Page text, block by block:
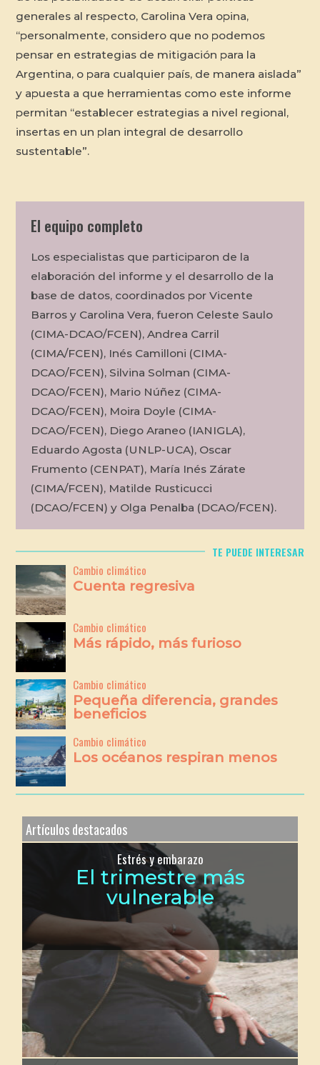
generales al respecto, Carolina Vera opina,
“personalmente, considero que no podemos
pensar en estrategias de mitigación para la
Argentina, o para cualquier país, de manera aislada”
y apuesta a que herramientas como este informe
permitan “establecer estrategias a nivel regional,
insertas en un plan integral de desarrollo
sustentable”.
El equipo completo
Los especialistas que participaron de la
elaboración del informe y el desarrollo de la
base de datos, coordinados por Vicente
Barros y Carolina Vera, fueron Celeste Saulo
(CIMA-DCAO/FCEN), Andrea Carril
(CIMA/FCEN), Inés Camilloni (CIMA-
DCAO/FCEN), Silvina Solman (CIMA-
DCAO/FCEN), Mario Núñez (CIMA-
DCAO/FCEN), Moira Doyle (CIMA-
DCAO/FCEN), Diego Araneo (IANIGLA),
Eduardo Agosta (UNLP-UCA), Oscar
Frumento (CENPAT), María Inés Zárate
(CIMA/FCEN), Matilde Rusticucci
(DCAO/FCEN) y Olga Penalba (DCAO/FCEN).
TE PUEDE INTERESAR
Cambio climático
Cuenta regresiva
Cambio climático
Más rápido, más furioso
Cambio climático
Pequeña diferencia, grandes
beneficios
Cambio climático
Los océanos respiran menos
Artículos destacados
Estrés y embarazo
El trimestre más
vulnerable